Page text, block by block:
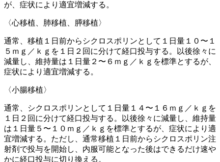
が、症状により適宜増減する。
〈心移植、肺移植、膵移植〉
通常、移植１日前からシクロスポリンとして１日量１０〜１
５ｍｇ／ｋｇを１日２回に分けて経口投与する。以後徐々に
減量し、維持量は１日量２〜６ｍｇ／ｋｇを標準とするが、
症状により適宜増減する。
〈小腸移植〉
通常、シクロスポリンとして１日量１４〜１６ｍｇ／ｋｇを
１日２回に分けて経口投与する。以後徐々に減量し、維持量
は１日量５〜１０ｍｇ／ｋｇを標準とするが、症状により適
宜増減する。ただし、通常移植１日前からシクロスポリン注
射剤で投与を開始し、内服可能となった後はできるだけ速や
かに経口投与に切り換える。